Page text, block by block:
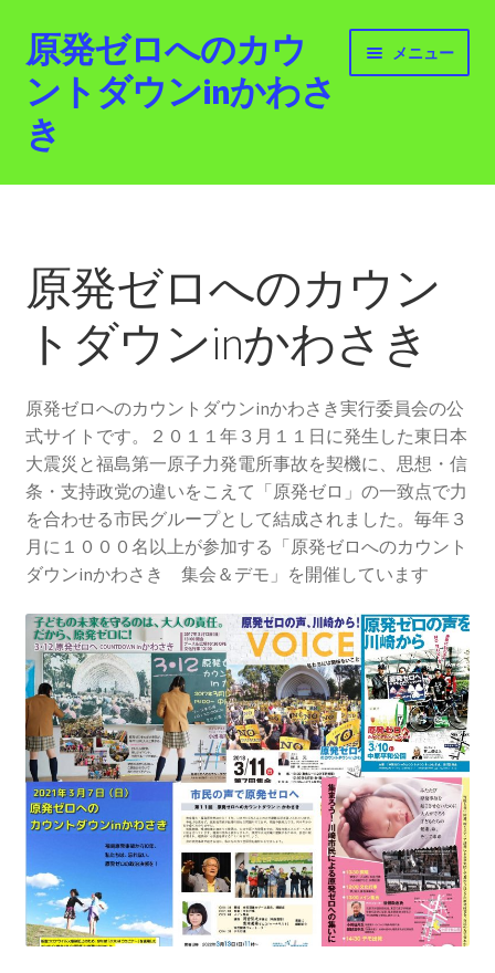
ナ
ビ
ゲ
ー
シ
キ
コ
ン
テ
ン
ツ
プ
原発ゼロへのカウ
ントダウンinかわさ
き
メニュー
ホーム
活動紹介
2012.3.11 「原発ゼロへのカウントダウンinかわさ
原発ゼロ金曜日行動 inかわさき
2013.3.10 第２回原発ゼロへのカウントダウンinかわ
さき 集会
2014.3.16 第３回原発ゼロへのカウントダウンinかわ
さき 集会
2014.10.13 「今こそ９条inかわさき」大集会 第二分
科会【原発は人権問題だ】 福島からの発言
2022.3.13 第11回原発ゼロへのカウントダウンinかわ
さき 集会
2015.3.8 第4回原発ゼロへのカウントダウンinかわさ
き 集会
2016.1.31 日本と原発上映会＆講演会
原発ゼロへのカウン
トダウンinかわさき
原発ゼロへのカウントダウンinかわさき実行委員会の公
式サイトです。２０１１年３月１１日に発生した東日本
大震災と福島第一原子力発電所事故を契機に、思想・信
条・支持政党の違いをこえて「原発ゼロ」の一致点で力
を合わせる市民グループとして結成されました。毎年３
月に１０００名以上が参加する「原発ゼロへのカウント
ダウンinかわさき 集会＆デモ」を開催しています